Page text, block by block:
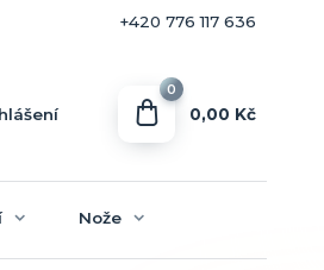
+420 776 117 636
0
0,00 Kč
Nože